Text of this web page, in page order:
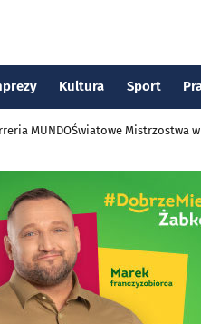
Kultura Sport
MUNDOŚwiatowe Mistrzostwa